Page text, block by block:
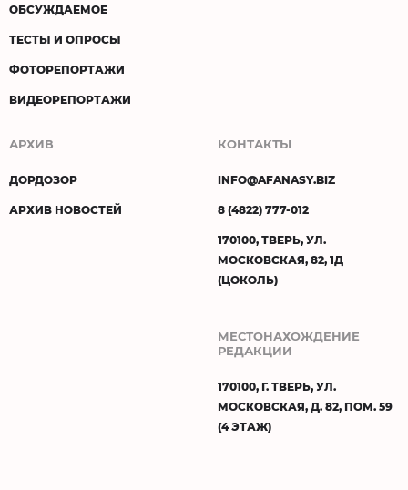
ОБСУЖДАЕМОЕ
ТЕСТЫ И ОПРОСЫ
ФОТОРЕПОРТАЖИ
ВИДЕОРЕПОРТАЖИ
АРХИВ
ДОРДОЗОР
АРХИВ НОВОСТЕЙ
КОНТАКТЫ
INFO@AFANASY.BIZ
8 (4822) 777-012
170100, ТВЕРЬ, УЛ.
МОСКОВСКАЯ, 82, 1Д
(ЦОКОЛЬ)
МЕСТОНАХОЖДЕНИЕ
РЕДАКЦИИ
170100, Г. ТВЕРЬ, УЛ.
МОСКОВСКАЯ, Д. 82, ПОМ. 59
(4 ЭТАЖ)